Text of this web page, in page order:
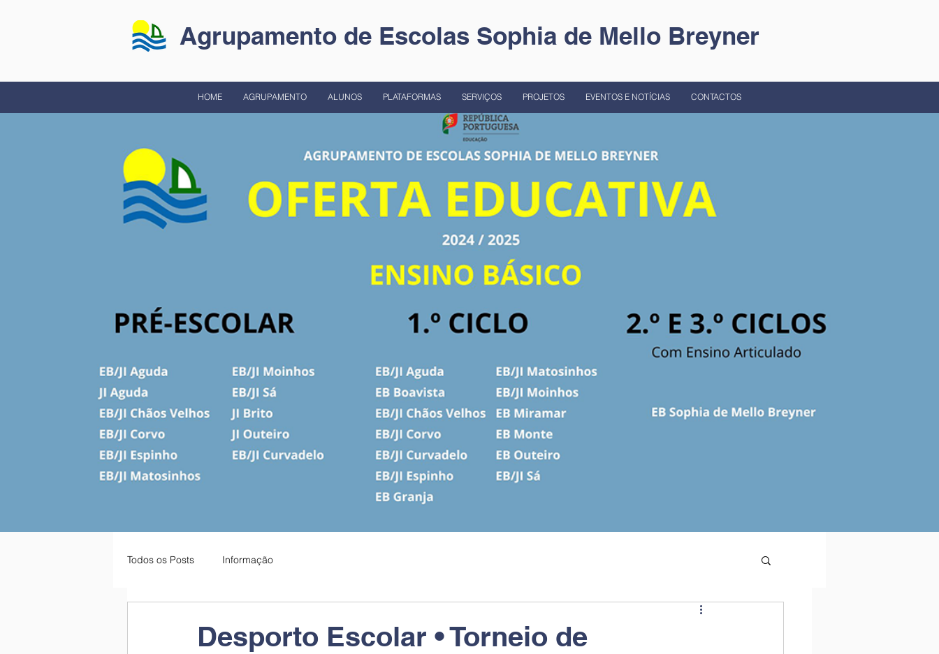
Agrupamento de Escolas Sophia de Mello Breyner
HOME AGRUPAMENTO ALUNOS PLATAFORMAS SERVIÇOS PROJETOS EVENTOS E NOTÍCIAS CONTACTOS
Todos os Posts Informação
Desporto Escolar • Torneio de